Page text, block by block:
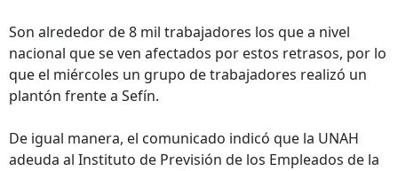
Son alrededor de 8 mil trabajadores los que a nivel
nacional que se ven afectados por estos retrasos, por lo
que el miércoles un grupo de trabajadores realizó un
plantón frente a Sefín.
De igual manera, el comunicado indicó que la UNAH
adeuda al Instituto de Previsión de los Empleados de la